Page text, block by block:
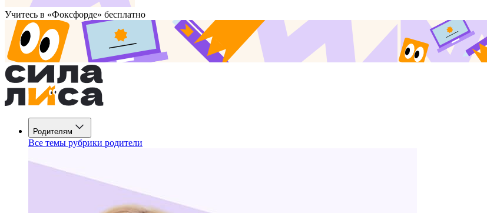
Учитесь в «Фоксфорде» бесплатно
Родителям
Все темы рубрики родители